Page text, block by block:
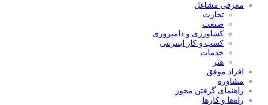
معرفی مشاغل
تجارت
صنعت
كشاورزی و دامپروری
كسب و كار اينترنتی
خدمات
هنر
افراد موفق
مشاوره
راهنمای گرفتن مجوز
راه‌ها و كارها